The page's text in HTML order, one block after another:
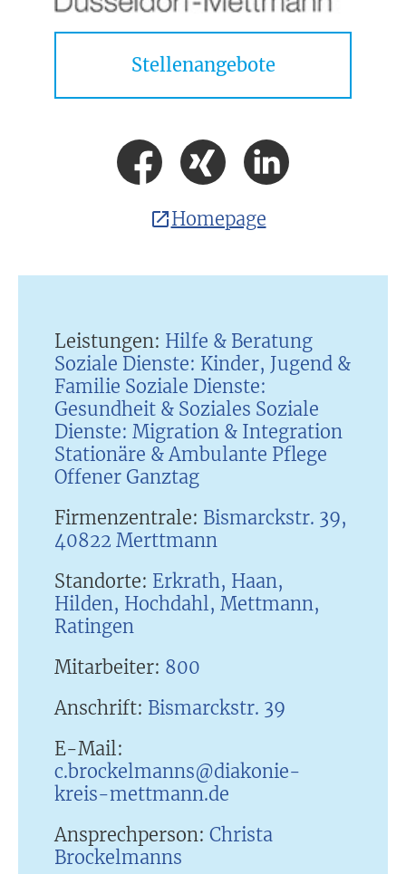
Stellenangebote
Homepage
Leistungen: Hilfe & Beratung
Soziale Dienste: Kinder, Jugend &
Familie Soziale Dienste:
Gesundheit & Soziales Soziale
Dienste: Migration & Integration
Stationäre & Ambulante Pflege
Offener Ganztag
Firmenzentrale: Bismarckstr. 39,
40822 Merttmann
Standorte: Erkrath, Haan,
Hilden, Hochdahl, Mettmann,
Ratingen
Mitarbeiter: 800
Anschrift: Bismarckstr. 39
E-Mail:
c.brockelmanns@diakonie-
kreis-mettmann.de
Ansprechperson: Christa
Brockelmanns